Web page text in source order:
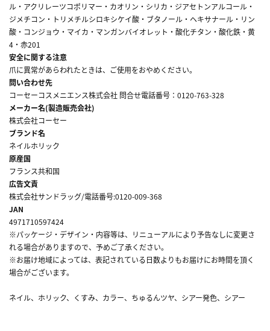
ル・アクリレーツコポリマー・カオリン・シリカ・ジアセトンアルコール・
ジメチコン・トリメチルシロキシケイ酸・ブタノール・ヘキサナール・リン
酸・コンジョウ・マイカ・マンガンバイオレット・酸化チタン・酸化鉄・黄
4・赤201
安全に関する注意
爪に異常があらわれたときは、ご使用をおやめください。
問い合わせ先
コーセーコスメニエンス株式会社 問合せ電話番号：0120-763-328
メーカー名(製造販売会社)
株式会社コーセー
ブランド名
ネイルホリック
原産国
フランス共和国
広告文責
株式会社サンドラッグ/電話番号:0120-009-368
JAN
4971710597424
※パッケージ・デザイン・内容等は、リニューアルにより予告なしに変更さ
れる場合がありますので、予めご了承ください。
※お届け地域によっては、表記されている日数よりもお届けにお時間を頂く
場合がございます。
ネイル、ホリック、くすみ、カラー、ちゅるんツヤ、シアー発色、シアー